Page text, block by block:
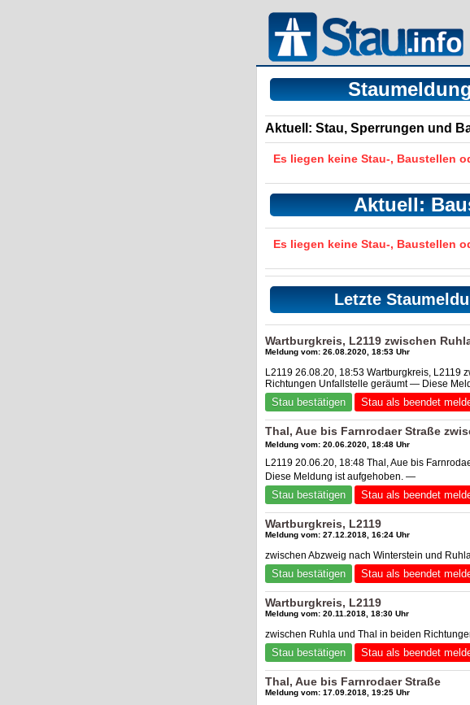
Aktuell: Stau, Sperrungen und
Es liegen keine Stau-, Baustellen
Aktuell:
Es liegen keine Stau-, Baustellen
Letzte
Wartburgkreis, L2119 zwischen
Meldung vom: 26.08.2020, 18:53 Uhr
L2119 26.08.20, 18:53 Wartburgkreis, L2119
Richtungen Unfallstelle geräumt — Diese
Stau bestätigen Stau als beendet
Thal, Aue bis Farnrodaer Straße
Meldung vom: 20.06.2020, 18:48 Uhr
L2119 20.06.20, 18:48 Thal, Aue bis
Diese Meldung ist aufgehoben. —
Stau bestätigen Stau als beendet
Wartburgkreis, L2119
Meldung vom: 27.12.2018, 16:24 Uhr
zwischen Abzweig nach Winterstein und
Stau bestätigen Stau als beendet
Wartburgkreis, L2119
Meldung vom: 20.11.2018, 18:30 Uhr
zwischen Ruhla und Thal in beiden
Stau bestätigen Stau als beendet
Thal, Aue bis Farnrodaer Straße
Meldung vom: 17.09.2018, 19:25 Uhr